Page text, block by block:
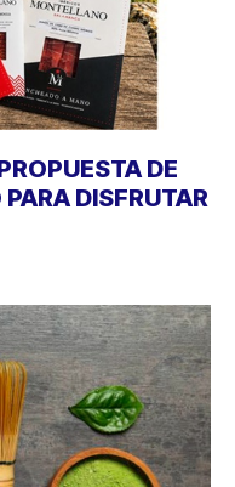
DE
DISFRUTAR